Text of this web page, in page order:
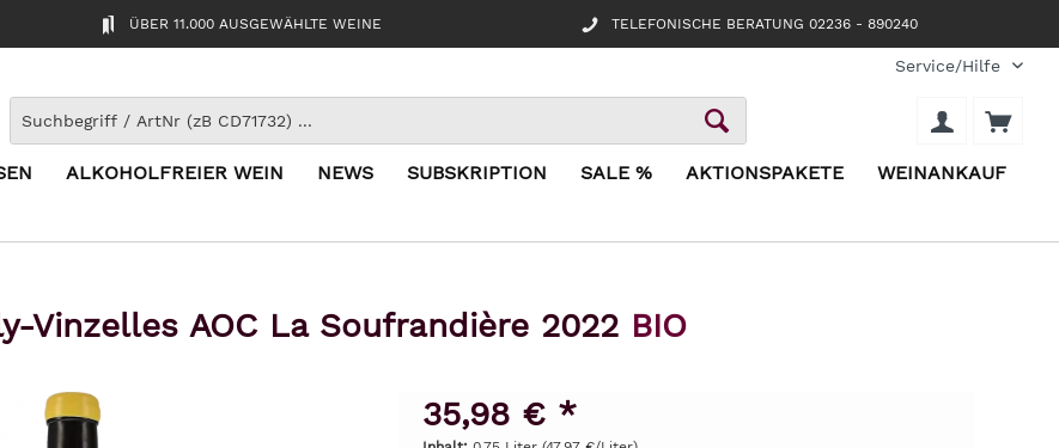
ÜBER 11.000 AUSGEWÄHLTE WEINE TELEFONISCHE BERATUNG 02236 - 890240
Service/Hilfe
ALKOHOLFREIER WEIN NEWS SUBSKRIPTION SALE % AKTIONSPAKETE WEINANKAUF
Vinzelles AOC La Soufrandière 2022 BIO
35,98 € *